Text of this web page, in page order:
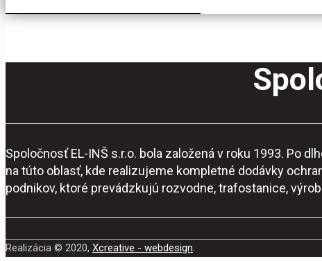
Spoločnosť EL-INŠ s.r.o. bola založená v roku 1993. Po
na túto oblasť, kde realizujeme kompletné dodávky
podnikov, ktoré prevádzkujú rozvodne, trafostanice,
Realizácia © 2020, Xcreative - webdesign.